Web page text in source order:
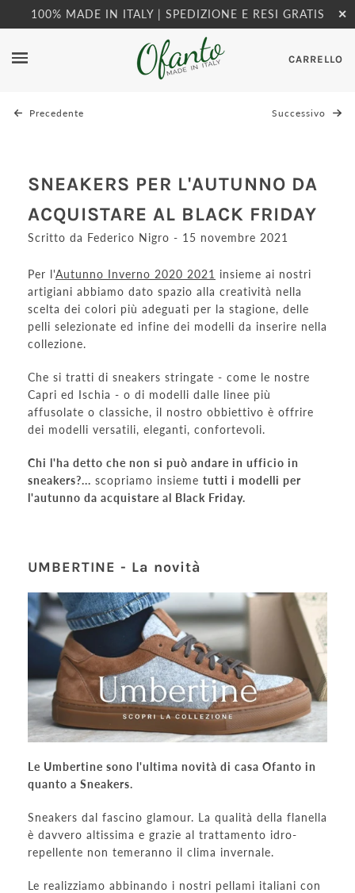
100% MADE IN ITALY | SPEDIZIONE E RESI GRATIS ✕
CARRELLO
Precedente Successivo
SNEAKERS PER L'AUTUNNO DA
ACQUISTARE AL BLACK FRIDAY
Scritto da Federico Nigro - 15 novembre 2021
Per l'Autunno Inverno 2020 2021 insieme ai nostri
artigiani abbiamo dato spazio alla creatività nella
scelta dei colori più adeguati per la stagione, delle
pelli selezionate ed infine dei modelli da inserire nella
collezione.
Che si tratti di sneakers stringate - come le nostre
Capri ed Ischia - o di modelli dalle linee più
affusolate o classiche, il nostro obbiettivo è offrire
dei modelli versatili, eleganti, confortevoli.
Chi l'ha detto che non si può andare in ufficio in
sneakers?... scopriamo insieme tutti i modelli per
l'autunno da acquistare al Black Friday.
UMBERTINE - La novità
Le Umbertine sono l'ultima novità di casa Ofanto in
quanto a Sneakers.
Sneakers dal fascino glamour. La qualità della flanella
è davvero altissima e grazie al trattamento idro-
repellente non temeranno il clima invernale.
Le realizziamo abbinando i nostri pellami italiani con